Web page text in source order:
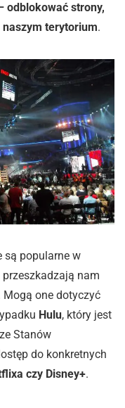
odblokować strony,
terytorium.
są popularne w
nam
Mogą one dotyczyć
Hulu, który jest
Stanów
do konkretnych
czy Disney+.